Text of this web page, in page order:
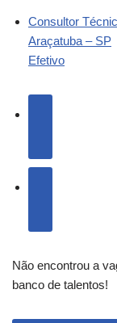
Consultor
Araçatuba – SP
Efetivo
Não encontrou a
banco de talentos!